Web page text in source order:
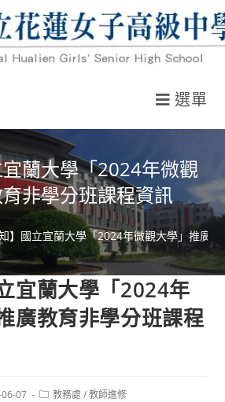
選單
蘭大學「2024年微觀
非學分班課程資訊
知】國立宜蘭大學「2024年微觀大學」推廣
宜蘭大學「2024年
廣教育非學分班課程
07
Post教務處 / 教師進修